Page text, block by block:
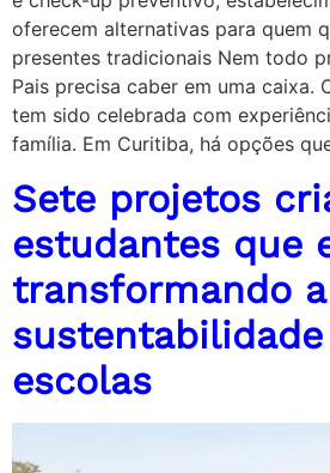
oferecem alternativas para quem
presentes tradicionais Nem todo
Pais precisa caber em uma caixa.
tem sido celebrada com
família. Em Curitiba, há opções
Sete projetos
estudantes que
transformando a
escolas